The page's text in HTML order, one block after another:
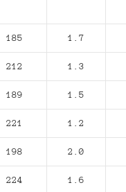
185 1.7
212 1.3
189 1.5
221 1.2
198 2.0
224 1.6